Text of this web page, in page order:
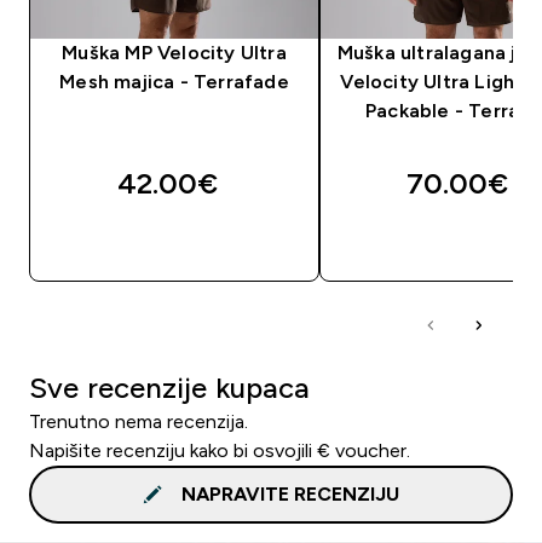
Muška MP Velocity Ultra
Mesh majica - Terrafade
42.00€‎
Muška ultralagana
Velocity Ultra
Packable -
70.00€‎
Sve recenzije kupaca
Trenutno nema recenzija.
Napišite recenziju kako bi osvojili € voucher.
NAPRAVITE RECENZIJU